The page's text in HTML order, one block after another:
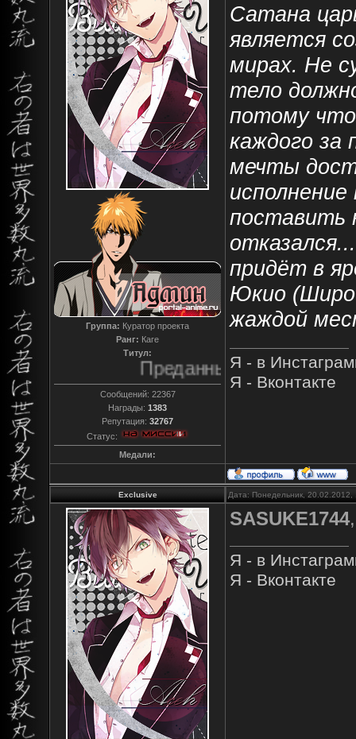
Группа: Куратор проекта
Ранг: Каге
Титул:
Преданный
Сообщений: 22367
Награды: 1383
Репутация: 32767
Статус:
Медали:
Сатана
является
мирах. Не
тело
потому что
каждого за
мечты
поставить
придёт в
Юкио
жаждой
Я - в
Я - Вконтакте
Exclusive Дата: Понедельник,
SASUKE1744
Я - в
Я - Вконтакте